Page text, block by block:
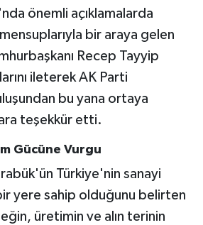
önemli açıklamalarda
bir araya gelen
Recep Tayyip
ileterek AK Parti
bu yana ortaya
teşekkür etti.
Gücüne Vurgu
Türkiye'nin sanayi
yere sahip olduğunu belirten
üretimin ve alın terinin